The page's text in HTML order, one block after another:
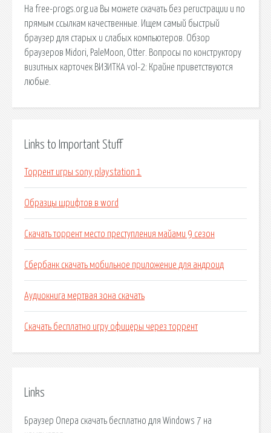
На free-progs.org.ua Вы можете скачать без регистрации и по
прямым ссылкам качественные. Ищем самый быстрый
браузер для старых и слабых компьютеров. Обзор
браузеров Midori, PaleMoon, Otter. Вопросы по конструктору
визитных карточек ВИЗИТКА vol-2: Крайне приветствуются
любые.
Links to Important Stuff
Торрент игры sony playstation 1
Образцы шрифтов в word
Скачать торрент место преступления майами 9 сезон
Сбербанк скачать мобильное приложение для андроид
Аудиокнига мертвая зона скачать
Скачать бесплатно игру офицеры через торрент
Links
Браузер Опера скачать бесплатно для Windows 7 на